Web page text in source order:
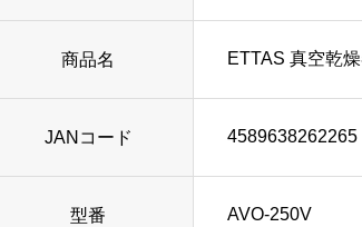
商品名 ETTAS 真空乾
JANコード 4589638262265
型番 AVO-250V